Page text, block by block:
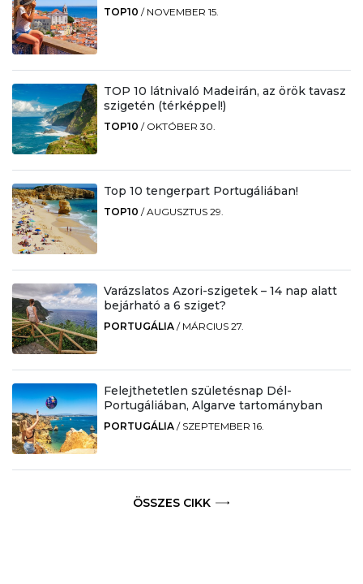
TOP10 / NOVEMBER 15.
TOP 10 látnivaló Madeirán, az örök tavasz
szigetén (térképpel!)
TOP10 / OKTÓBER 30.
Top 10 tengerpart Portugáliában!
TOP10 /AUGUSZTUS 29.
Varázslatos Azori-szigetek – 14 nap alatt
bejárható a 6 sziget?
PORTUGÁLIA / MÁRCIUS 27.
Felejthetetlen születésnap Dél-
Portugáliában, Algarve tartományban
PORTUGÁLIA / SZEPTEMBER 16.
ÖSSZES CIKK